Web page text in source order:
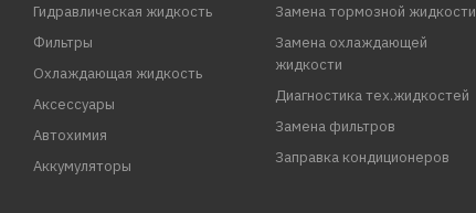
Гидравлическая жидкость
Фильтры
Охлаждающая жидкость
Аксессуары
Автохимия
Аккумуляторы
Замена тормозной жидкости
Замена охлаждающей
жидкости
Диагностика тех.жидкостей
Замена фильтров
Заправка кондиционеров